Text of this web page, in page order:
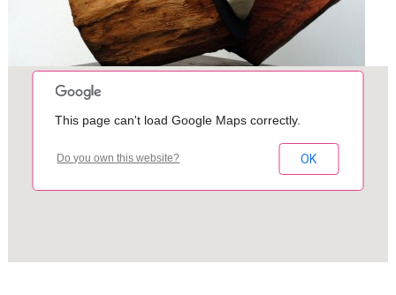
This page can't load Google Maps correctly.
Do you own this website? OK